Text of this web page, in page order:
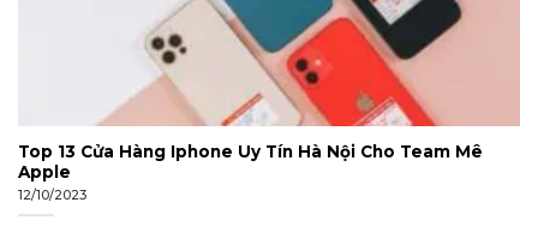
Top 13 Cửa Hàng Iphone Uy Tín Hà Nội Cho Team Mê
Apple
12/10/2023